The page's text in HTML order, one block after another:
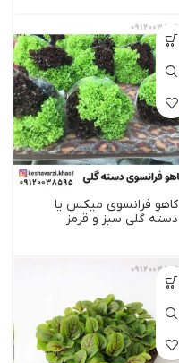
کاهو فرانسوی میکس یا
دسته گلی سبز و قرمز